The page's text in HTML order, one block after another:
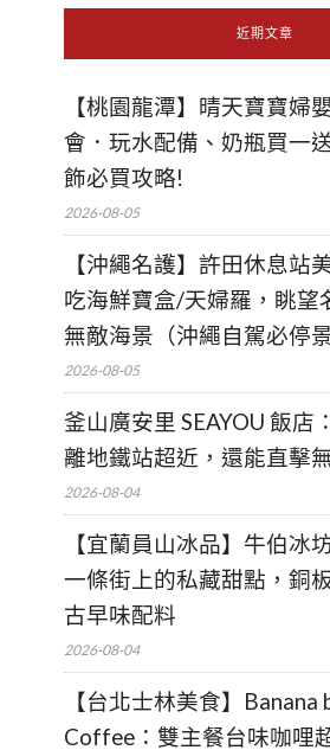
近期文章
【桃園龍潭】晴天寶寶婦
會．玩水配備、奶瓶買一
飾必買攻略!
2026-08-05
【沖繩名護】許田休息站
吃海鮮寶盒/天婦羅，眺望
無敵海景（沖繩自駕必停景
2026-08-05
釜山廣安里 SEAYOU 飯店
離地鐵站超近，還能直擊
2026-08-04
【宜蘭員山冰品】牛伯冰
一條街上的私藏甜點，銅
古早味配料
2026-08-04
【台北士林美食】Banana
Coffee：雙主餐台味咖哩